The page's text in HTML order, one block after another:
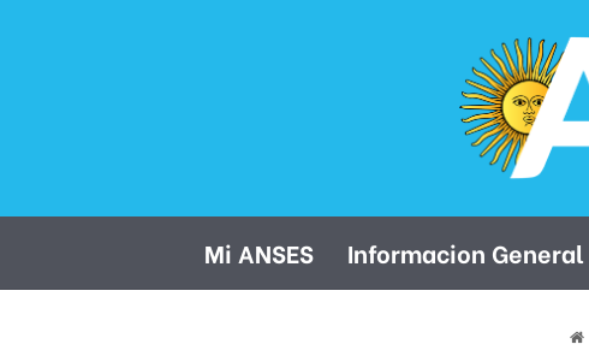
Mi ANSES Informacion General